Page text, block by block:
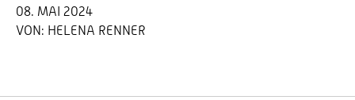
08. MAI 2024
VON: HELENA RENNER